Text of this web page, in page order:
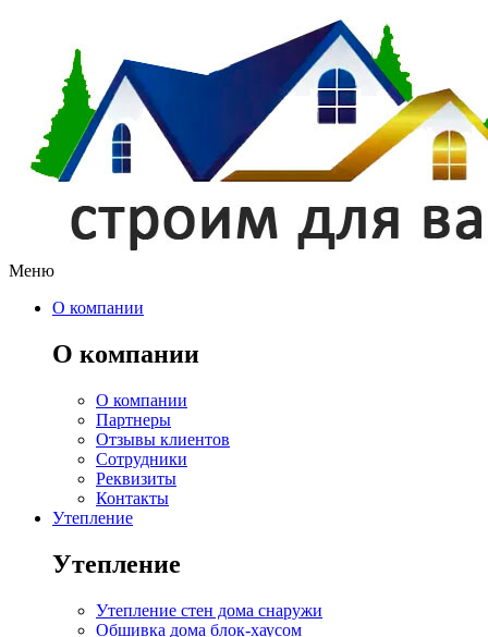
Меню
О компании
О компании
О компании
Партнеры
Отзывы клиентов
Сотрудники
Реквизиты
Контакты
Утепление
Утепление
Утепление стен дома снаружи
Обшивка дома блок-хаусом